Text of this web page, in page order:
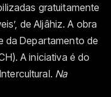
gratuitamente
de Aljâhiz. A obra
da Departamento de
A iniciativa é do
Na